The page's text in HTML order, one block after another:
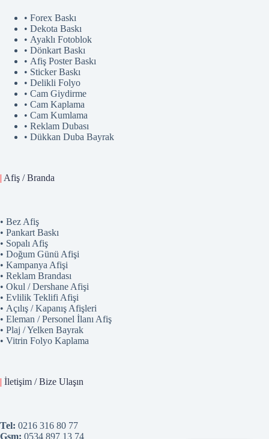
• Forex Baskı
• Dekota Baskı
• Ayaklı Fotoblok
• Dönkart Baskı
• Afiş Poster Baskı
• Sticker Baskı
• Delikli Folyo
• Cam Giydirme
• Cam Kaplama
• Cam Kumlama
• Reklam Dubası
• Dükkan Duba Bayrak
| Afiş / Branda
• Bez Afiş
• Pankart Baskı
• Sopalı Afiş
• Doğum Günü Afişi
• Kampanya Afişi
• Reklam Brandası
• Okul / Dershane Afişi
• Evlilik Teklifi Afişi
• Açılış / Kapanış Afişleri
• Eleman / Personel İlanı Afiş
• Plaj / Yelken Bayrak
• Vitrin Folyo Kaplama
| İletişim / Bize Ulaşın
Tel: 0216 316 80 77
Gsm: 0534 897 13 74